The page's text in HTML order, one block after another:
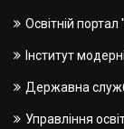
Освітній
Інститут
Державна
Управління